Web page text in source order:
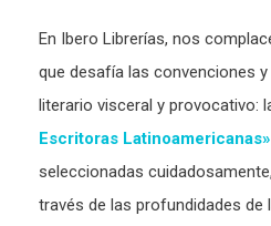
En Ibero Librerías, nos
que desafía las convenciones
literario visceral y provocativo:
Escritoras Latinoamericanas»
seleccionadas
través de las profundidades de